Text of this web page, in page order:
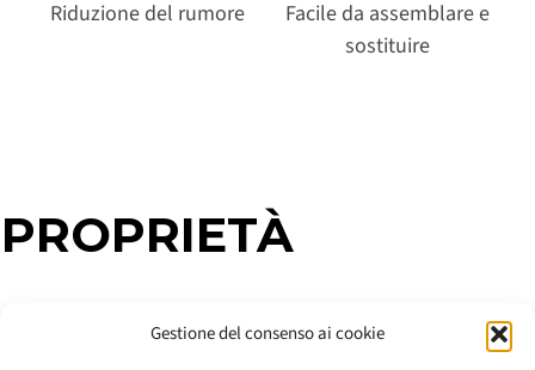
Gestione del consenso ai cookie
Riduzione del rumore
Facile da assemblare e
sostituire
PROPRIETÀ